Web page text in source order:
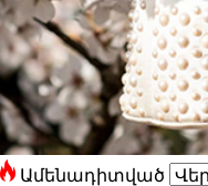
Ամենադիտված